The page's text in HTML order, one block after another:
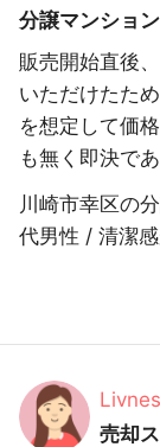
分譲マンション
販売開始直後
いただけたた
を想定して価
も無く即決であ
川崎市幸区の
代男性 / 清潔
売却